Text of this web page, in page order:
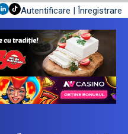
Autentificare | Înregistrare